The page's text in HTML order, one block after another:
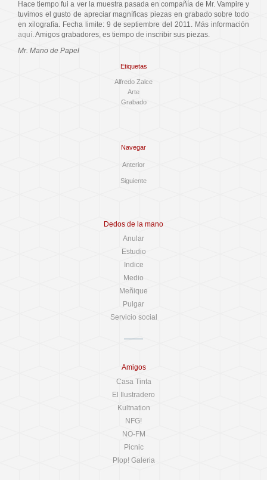
Hace tiempo fui a ver la muestra pasada en compañía de Mr. Vampire y
tuvimos el gusto de apreciar magníficas piezas en grabado sobre todo
en xilografía. Fecha limite: 9 de septiembre del 2011. Más información
aquí . Amigos grabadores, es tiempo de inscribir sus piezas.
Mr. Mano de Papel
Etiquetas
Alfredo Zalce
Arte
Grabado
Navegar
Anterior
Siguiente
Dedos de la mano
Anular
Estudio
Indice
Medio
Meñique
Pulgar
Servicio social
Amigos
Casa Tinta
El Ilustradero
Kultnation
NFG!
NO-FM
Picnic
Plop! Galeria